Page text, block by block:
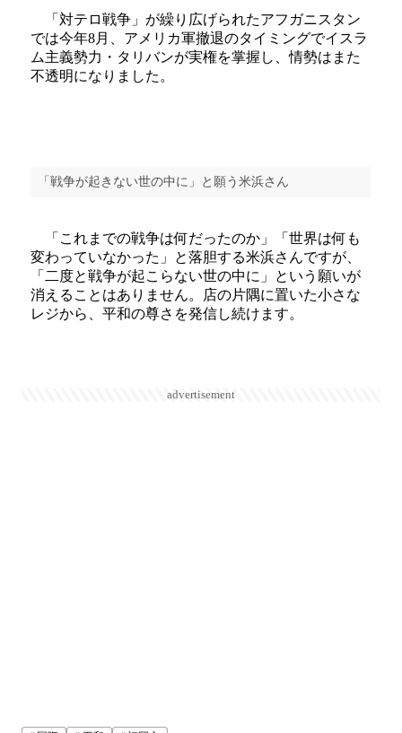
「対テロ戦争」が繰り広げられたアフガニスタン
では今年8月、アメリカ軍撤退のタイミングでイスラ
ム主義勢力・タリバンが実権を掌握し、情勢はまた
不透明になりました。
「戦争が起きない世の中に」と願う米浜さん
「これまでの戦争は何だったのか」「世界は何も
変わっていなかった」と落胆する米浜さんですが、
「二度と戦争が起こらない世の中に」という願いが
消えることはありません。店の片隅に置いた小さな
レジから、平和の尊さを発信し続けます。
advertisement